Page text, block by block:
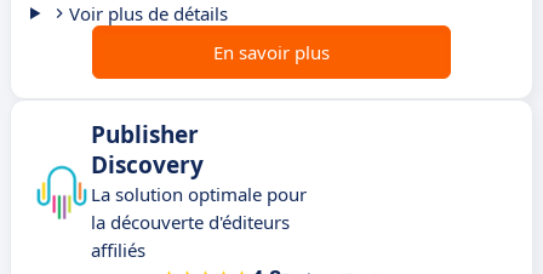
Voir plus de détails
En savoir plus
Publisher
Discovery
La solution optimale pour
la découverte d'éditeurs
affiliés